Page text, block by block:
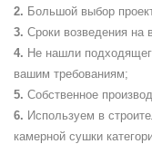
Большой выбор
Сроки возведения на
Не нашли
вашим требованиям;
Собственное
Используем в
камерной сушки